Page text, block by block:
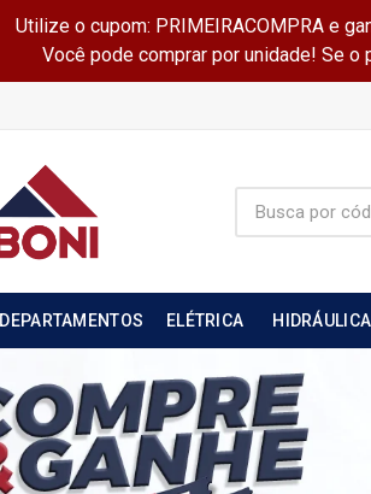
Utilize o cupom: PRIMEIRACOMPRA e
Você pode comprar por unidade! Se o
DEPARTAMENTOS ELÉTRICA HIDRÁULICA